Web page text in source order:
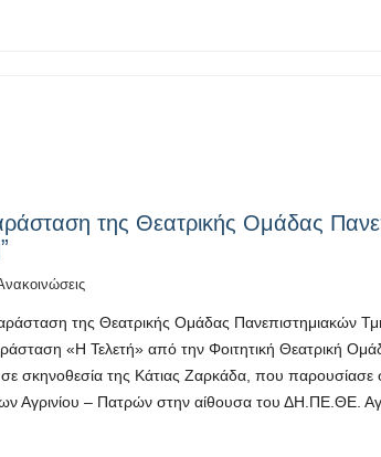
της Θεατρικής Ομάδας
της Θεατρικής Ομάδας Πανεπιστημιακών
«Η Τελετή» από την Φοιτητική Θεατρική
σκηνοθεσία της Κάτιας Ζαρκάδα, που παρουσίασε
Αγρινίου – Πατρών στην αίθουσα του ΔΗ.ΠΕ.ΘΕ.